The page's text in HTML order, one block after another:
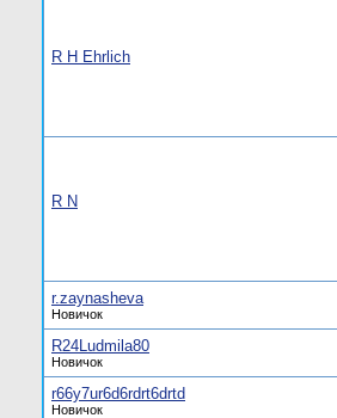
R H Ehrlich
R N
r.zaynasheva
Новичок
R24Ludmila80
Новичок
r66y7ur6d6rdrt6drtd
Новичок